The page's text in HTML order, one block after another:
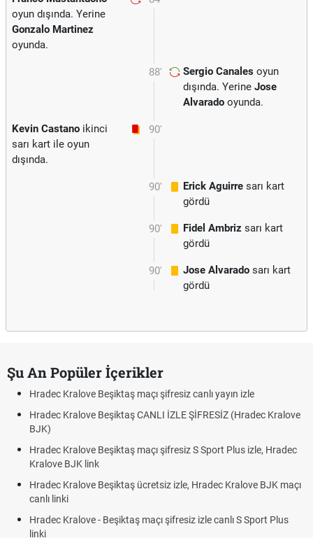
oyun dışında. Yerine
Gonzalo Martinez
oyunda.
88' Sergio Canales oyun
dışında. Yerine Jose
Alvarado oyunda.
90'
Kevin Castano ikinci
sarı kart ile oyun
dışında.
90' Erick Aguirre sarı kart
gördü
90' Fidel Ambriz sarı kart
gördü
90' Jose Alvarado sarı kart
gördü
Şu An Popüler İçerikler
Hradec Kralove Beşiktaş maçı şifresiz canlı yayın izle
Hradec Kralove Beşiktaş CANLI İZLE ŞİFRESİZ (Hradec Kralove
BJK)
Hradec Kralove Beşiktaş maçı şifresiz S Sport Plus izle, Hradec
Kralove BJK link
Hradec Kralove Beşiktaş ücretsiz izle, Hradec Kralove BJK maçı
canlı linki
Hradec Kralove - Beşiktaş maçı şifresiz izle canlı S Sport Plus
linki